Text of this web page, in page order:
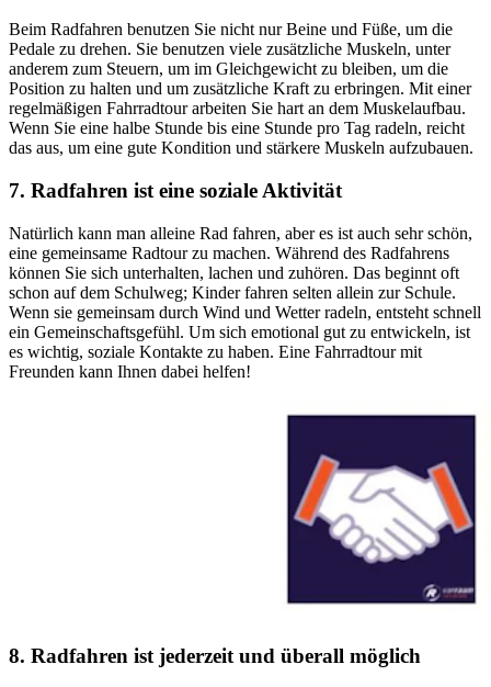
Beim Radfahren benutzen Sie nicht nur Beine und Füße, um die
Pedale zu drehen. Sie benutzen viele zusätzliche Muskeln, unter
anderem zum Steuern, um im Gleichgewicht zu bleiben, um die
Position zu halten und um zusätzliche Kraft zu erbringen. Mit einer
regelmäßigen Fahrradtour arbeiten Sie hart an dem Muskelaufbau.
Wenn Sie eine halbe Stunde bis eine Stunde pro Tag radeln, reicht
das aus, um eine gute Kondition und stärkere Muskeln aufzubauen.
7. Radfahren ist eine soziale Aktivität
Natürlich kann man alleine Rad fahren, aber es ist auch sehr schön,
eine gemeinsame Radtour zu machen. Während des Radfahrens
können Sie sich unterhalten, lachen und zuhören. Das beginnt oft
schon auf dem Schulweg; Kinder fahren selten allein zur Schule.
Wenn sie gemeinsam durch Wind und Wetter radeln, entsteht schnell
ein Gemeinschaftsgefühl. Um sich emotional gut zu entwickeln, ist
es wichtig, soziale Kontakte zu haben. Eine Fahrradtour mit
Freunden kann Ihnen dabei helfen!
8. Radfahren ist jederzeit und überall möglich